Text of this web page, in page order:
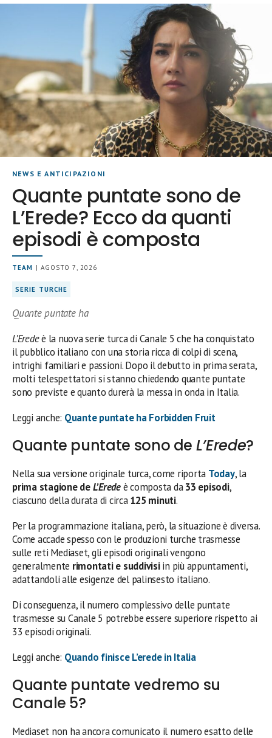
NEWS E ANTICIPAZIONI
Quante puntate sono de
L’Erede? Ecco da quanti
episodi è composta
TEAM | AGOSTO 7, 2026
SERIE TURCHE
Quante puntate ha
L’Eredeè la nuova serie turca di Canale 5 che ha conquistato
il pubblico italiano con una storia ricca di colpi di scena,
intrighi familiari e passioni. Dopo il debutto in prima serata,
molti telespettatori si stanno chiedendo quante puntate
sono previste e quanto durerà la messa in onda in Italia.
Leggi anche: Quante puntate ha Forbidden Fruit
Quante puntate sono de L’Erede?
Nella sua versione originale turca, come riporta Today, la
prima stagione deL’Eredeè composta da33 episodi,
ciascuno della durata di circa125 minuti.
Per la programmazione italiana, però, la situazione è diversa.
Come accade spesso con le produzioni turche trasmesse
sulle reti Mediaset, gli episodi originali vengono
generalmente rimontati e suddivisiin più appuntamenti,
adattandoli alle esigenze del palinsesto italiano.
Di conseguenza, il numero complessivo delle puntate
trasmesse su Canale 5 potrebbe essere superiore rispetto ai
33 episodi originali.
Leggi anche: Quando finisce L’erede in Italia
Quante puntate vedremo su
Canale 5?
Mediaset non ha ancora comunicato il numero esatto delle